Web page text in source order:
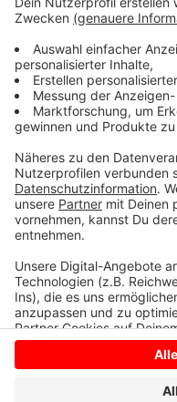
Anzeige
Anzeige
Anzeige